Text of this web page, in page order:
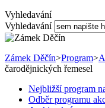
Vyhledavání
Vyhledavání
Zámek Děčín>Program>
čarodějnických řemesel
Nejbližší program
Odběr programu